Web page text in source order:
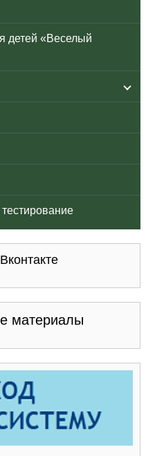
детей «Веселый
материалы